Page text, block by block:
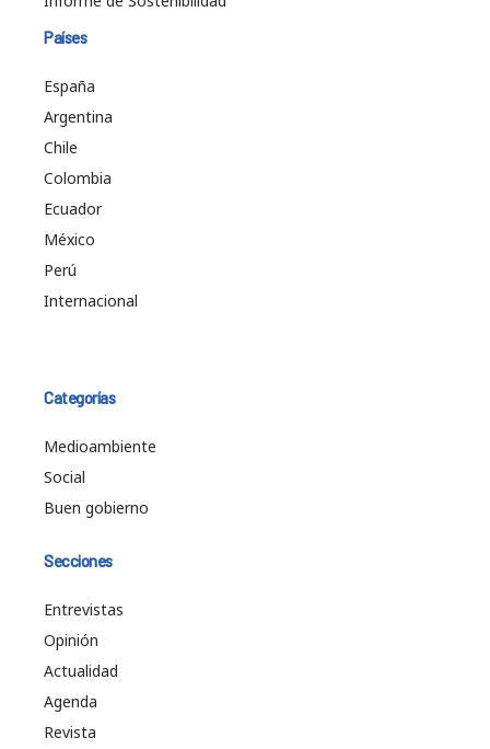
Países
España
Argentina
Chile
Colombia
Ecuador
México
Perú
Internacional
Categorías
Medioambiente
Social
Buen gobierno
Secciones
Entrevistas
Opinión
Actualidad
Agenda
Revista